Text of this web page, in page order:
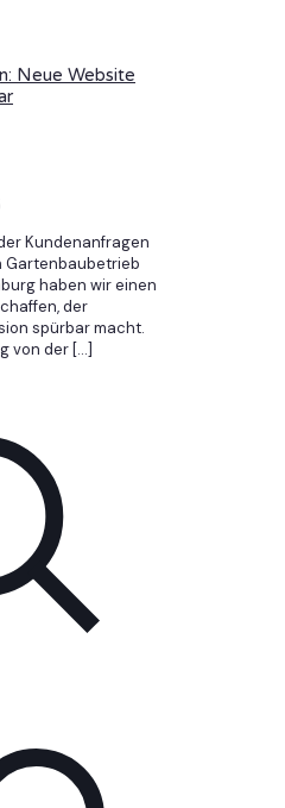
Neue Website
Kundenanfragen
Gartenbaubetrieb
haben wir einen
der
spürbar macht.
von der […]